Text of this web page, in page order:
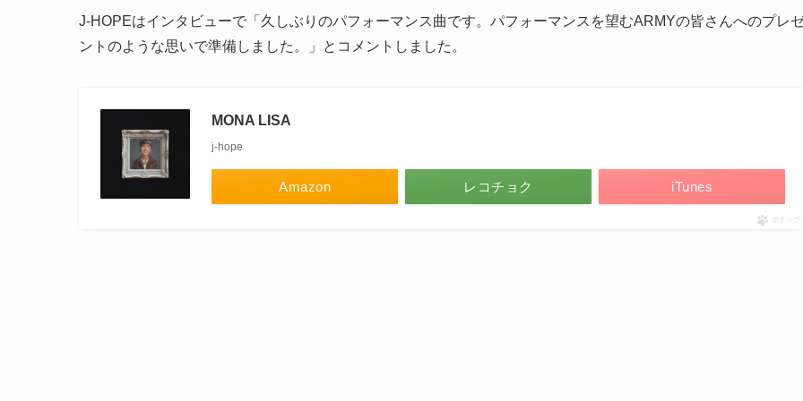
J-HOPEはインタビューで「久しぶりのパフォーマンス曲です。パフォーマンスを望むARMYの皆さんへのプレ
ントのような思いで準備しました。」とコメントしました。
MONA LISA
j-hope
Amazon レコチョク iTunes
ポチップ